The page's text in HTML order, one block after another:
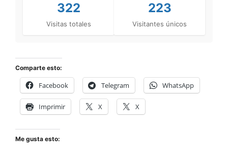
322
Visitas totales
223
Visitantes únicos
Comparte esto:
Facebook Telegram WhatsApp
Imprimir X X
Me gusta esto: